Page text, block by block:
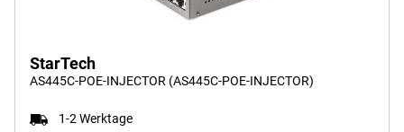
AS445C-POE-INJECTOR (AS445C-POE-INJECTOR)
1-2 Werktage
StarTech